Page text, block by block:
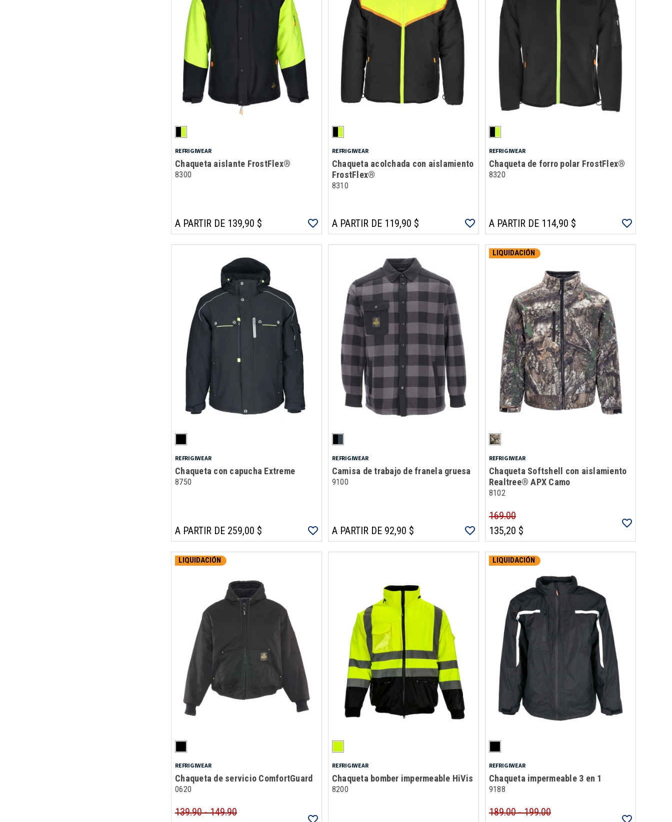
REFRIGIWEAR
Chaqueta aislante FrostFlex®
8300
A PARTIR DE 139,90 $
REFRIGIWEAR
Chaqueta acolchada con aislamiento
FrostFlex®
8310
A PARTIR DE 119,90 $
REFRIGIWEAR
Chaqueta de forro polar FrostFlex®
8320
A PARTIR DE 114,90 $
REFRIGIWEAR
Chaqueta con capucha Extreme
8750
A PARTIR DE 259,00 $
REFRIGIWEAR
Camisa de trabajo de franela gruesa
9100
A PARTIR DE 92,90 $
LIQUIDACIÓN
REFRIGIWEAR
Chaqueta Softshell con aislamiento
Realtree® APX Camo
8102
169.00
135,20 $
LIQUIDACIÓN
REFRIGIWEAR
Chaqueta de servicio ComfortGuard
0620
139.90 - 149.90
REFRIGIWEAR
Chaqueta bomber impermeable HiVis
8200
LIQUIDACIÓN
REFRIGIWEAR
Chaqueta impermeable 3 en 1
9188
189.00 - 199.00